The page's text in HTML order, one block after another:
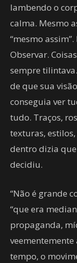
lambendo o
calma. Mesmo
“mesmo
Observar.
sempre
de que sua
conseguia ver
tudo. Traços,
texturas,
dentro dizia
decidiu.
“Não é grande
“que era
propaganda,
veementemente
tempo, o